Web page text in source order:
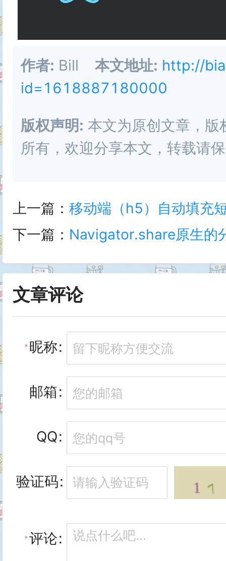
作者: Bill 本文地址: http://
id=1618887180000
版权声明: 本文为原创文章，
所有，欢迎分享本文，转载请
上一篇： 移动端（h5）自动填充
下一篇： Navigator.share原生的
文章评论
昵称
邮箱
QQ
验证码
评论